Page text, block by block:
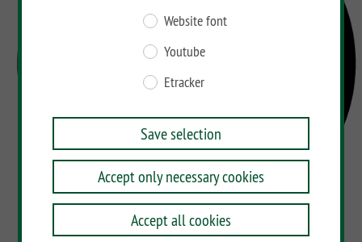
Website font
Youtube
Etracker
Save selection
Accept only necessary cookies
Accept all cookies